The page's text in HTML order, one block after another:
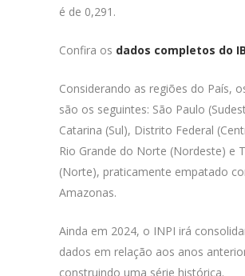
é de 0,291.
Confira os dados completos do
Considerando as regiões do País,
são os seguintes: São Paulo
Catarina (Sul), Distrito Federal
Rio Grande do Norte (Nordeste) e
(Norte), praticamente empatado
Amazonas.
Ainda em 2024, o INPI irá
dados em relação aos anos
construindo uma série histórica.